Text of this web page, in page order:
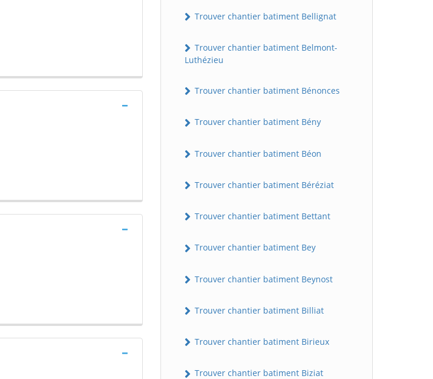
Trouver chantier batiment Bellignat
Trouver chantier batiment Belmont-
Luthézieu
Trouver chantier batiment Bénonces
Trouver chantier batiment Bény
Trouver chantier batiment Béon
Trouver chantier batiment Béréziat
Trouver chantier batiment Bettant
Trouver chantier batiment Bey
Trouver chantier batiment Beynost
Trouver chantier batiment Billiat
Trouver chantier batiment Birieux
Trouver chantier batiment Biziat